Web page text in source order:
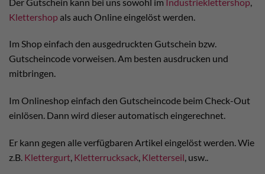
Klettershop als auch Online eingelöst werden.
Im Shop einfach den ausgedruckten Gutschein bzw.
Gutscheincode vorweisen. Am besten ausdrucken und
mitbringen.
Im Onlineshop einfach den Gutscheincode beim Check-Out
einlösen. Dann wird dieser automatisch eingerechnet.
Er kann gegen alle verfügbaren Artikel eingelöst werden. Wie
z.B. Klettergurt, Kletterrucksack, Kletterseil, usw..